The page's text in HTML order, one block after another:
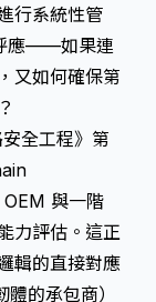
行系統性管
應——如果連
又如何確保第
全工程》第
與一階
力評估。這正
輯的直接對應
的承包商）